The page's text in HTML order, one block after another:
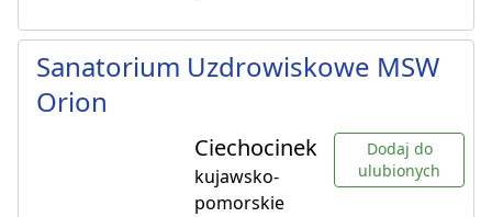
Sanatorium Uzdrowiskowe MSW
Orion
Ciechocinek
kujawsko-
pomorskie
Dodaj do
ulubionych